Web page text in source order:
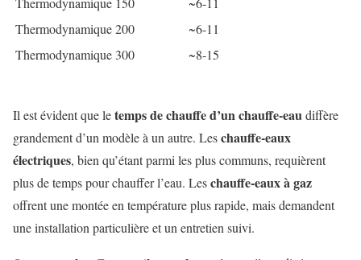
Thermodynamique200
~6-11
Thermodynamique 300 ~8-15
Il est évident que letemps de chauffe d’un chauffe-eaudiffère
grandement d’un modèle à un autre. Leschauffe-eaux
électriques, bien qu’étant parmi les plus communs, requièrent
plus de temps pour chauffer l’eau. Leschauffe-eaux à gaz
offrent une montée en température plus rapide, mais demandent
une installation particulière et un entretien suivi.